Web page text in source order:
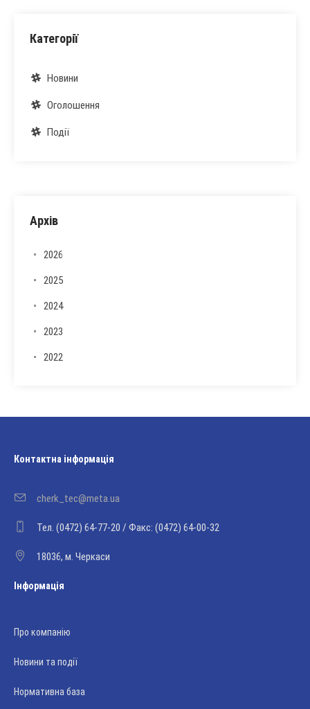
Категорії
Новини
Оголошення
Події
Архів
2026
2025
2024
2023
2022
Контактна інформація
cherk_tec@meta.ua
Тел. (0472) 64-77-20 / Факс: (0472) 64-00-32
18036, м. Черкаси
Інформація
Про компанію
Новини та події
Нормативна база